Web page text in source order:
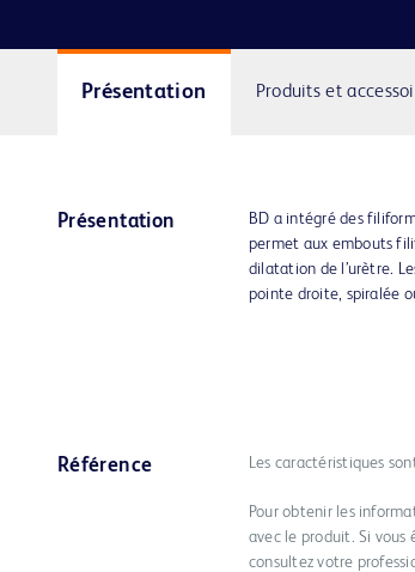
Présentation Produits et
Présentation
BD a intégré des
permet aux embouts
dilatation de l’urètre.
pointe droite, spiralée
Référence Les caractéristiques
Pour obtenir les
avec le produit. Si vous
consultez votre